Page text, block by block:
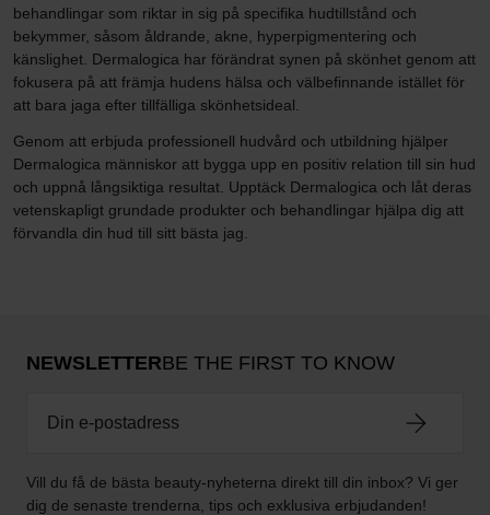
behandlingar som riktar in sig på specifika hudtillstånd och
bekymmer, såsom åldrande, akne, hyperpigmentering och
känslighet. Dermalogica har förändrat synen på skönhet genom att
fokusera på att främja hudens hälsa och välbefinnande istället för
att bara jaga efter tillfälliga skönhetsideal.
Genom att erbjuda professionell hudvård och utbildning hjälper
Dermalogica människor att bygga upp en positiv relation till sin hud
och uppnå långsiktiga resultat. Upptäck Dermalogica och låt deras
vetenskapligt grundade produkter och behandlingar hjälpa dig att
förvandla din hud till sitt bästa jag.
NEWSLETTERBE THE FIRST TO KNOW
Vill du få de bästa beauty-nyheterna direkt till din inbox? Vi ger
dig de senaste trenderna, tips och exklusiva erbjudanden!